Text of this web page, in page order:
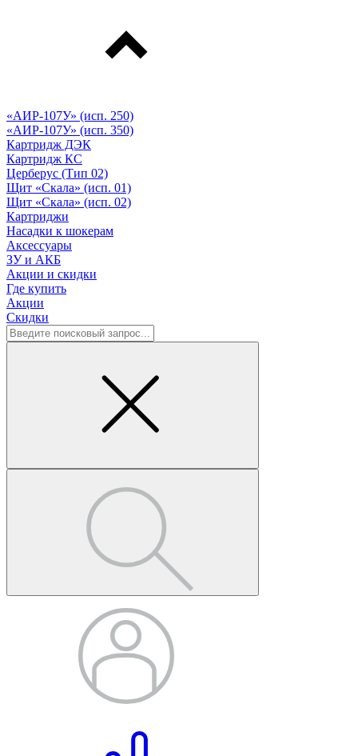
«АИР-107У» (исп. 250)
«АИР-107У» (исп. 350)
Картридж ДЭК
Картридж КС
Церберус (Тип 02)
Щит «Скала» (исп. 01)
Щит «Скала» (исп. 02)
Картриджи
Насадки к шокерам
Аксессуары
ЗУ и АКБ
Акции и скидки
Где купить
Акции
Скидки